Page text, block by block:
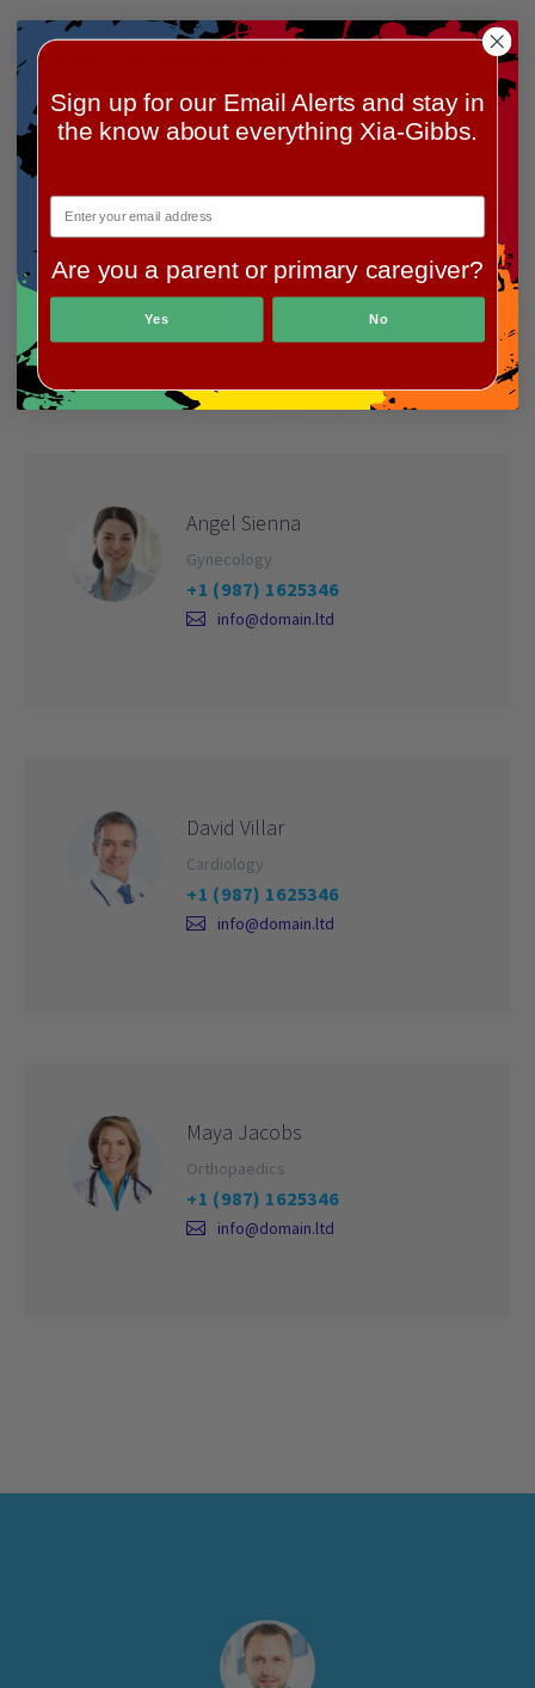
James Dean
+1 (987) 1625346
Angel Sienna
Gynecology
+1 (987) 1625346
info@domain.ltd
David Villar
Cardiology
+1 (987) 1625346
info@domain.ltd
Maya Jacobs
Orthopaedics
+1 (987) 1625346
info@domain.ltd
Sign up for our Email Alerts and stay in
the know about everything Xia-Gibbs.
Are you a parent or primary caregiver?
Yes No